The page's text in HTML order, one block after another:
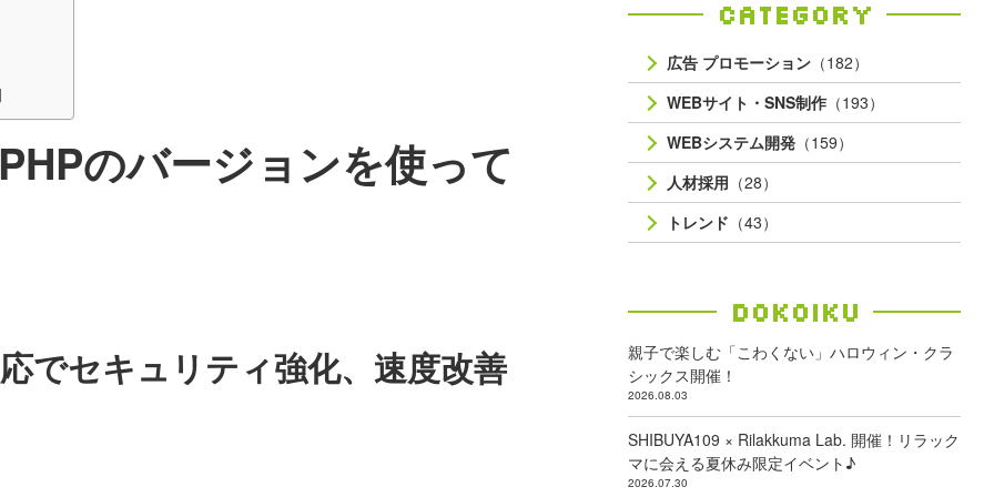
のバージョンを使って
でセキュリティ強化、速度改善
Category
広告 プロモーション （182）
WEBサイト・SNS制作 （193）
WEBシステム開発 （159）
人材採用 （28）
トレンド （43）
Dokoiku
親子で楽しむ「こわくない」ハロウィン・クラ
シックス開催！
2026.08.03
SHIBUYA109 × Rilakkuma Lab. 開催！リラック
マに会える夏休み限定イベント♪
2026.07.30